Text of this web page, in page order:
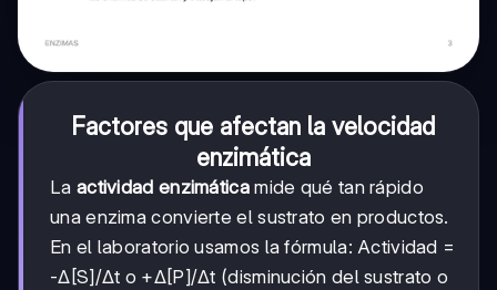
Factores que afectan la velocidad
enzimática
La actividad enzimáticamide qué tan rápido
una enzima convierte el sustrato en productos.
En el laboratorio usamos la fórmula: Actividad =
-Δ[S]/Δt o +Δ[P]/Δt (disminución del sustrato o